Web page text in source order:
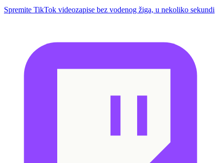
Spremite TikTok videozapise bez vodenog žiga, u nekoliko sekundi